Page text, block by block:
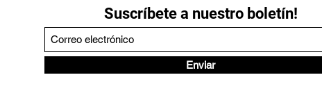
Suscríbete a nuestro boletín!
Enviar